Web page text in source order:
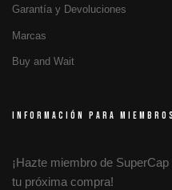
Garantía y Devoluciones
Marcas
Buy and Wait
INFORMACIÓN PARA MIEMBROS
¡Hazte miembro de
tu próxima compra!